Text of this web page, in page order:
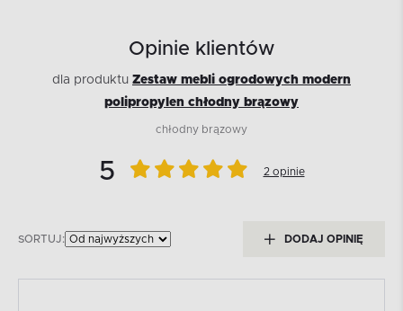
Opinie klientów
dla produktu Zestaw mebli ogrodowych modern
polipropylen chłodny brązowy
chłodny brązowy
5 2 opinie
SORTUJ: DODAJ OPINIĘ